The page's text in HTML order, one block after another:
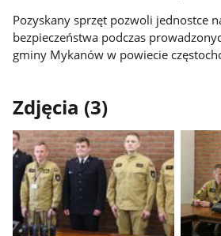
Pozyskany sprzęt pozwoli jednostce
bezpieczeństwa podczas
gminy Mykanów w powiecie
Zdjęcia (3)